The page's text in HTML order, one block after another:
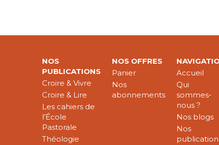
NOS
PUBLICATIONS
Croire & Vivre
Croire & Lire
Les cahiers de
l’École
Pastorale
Théologie
NOS OFFRES
Panier
Nos
abonnements
Accueil
Qui
sommes-
nous ?
Nos blogs
Nos